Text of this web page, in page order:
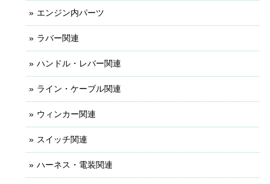
エンジン内パーツ
ラバー関連
ハンドル・レバー関連
ライン・ケーブル関連
ウィンカー関連
スイッチ関連
ハーネス・電装関連